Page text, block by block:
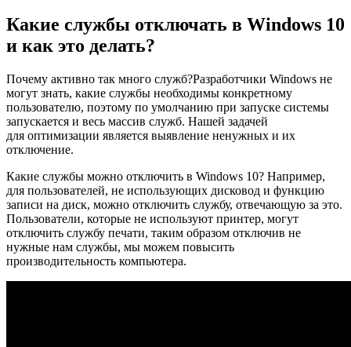
Какие службы отключать в Windows 10
и как это делать?
Почему активно так много служб?Разработчики Windows не
могут знать, какие службы необходимы конкретному
пользователю, поэтому по умолчанию при запуске системы
запускается и весь массив служб. Нашей задачей
для оптимизации является выявление ненужных и их
отключение.
Какие службы можно отключить в Windows 10? Например,
для пользователей, не использующих дисковод и функцию
записи на диск, можно отключить службу, отвечающую за это.
Пользователи, которые не используют принтер, могут
отключить службу печати, таким образом отключив не
нужные нам службы, мы можем повысить
производительность компьютера.